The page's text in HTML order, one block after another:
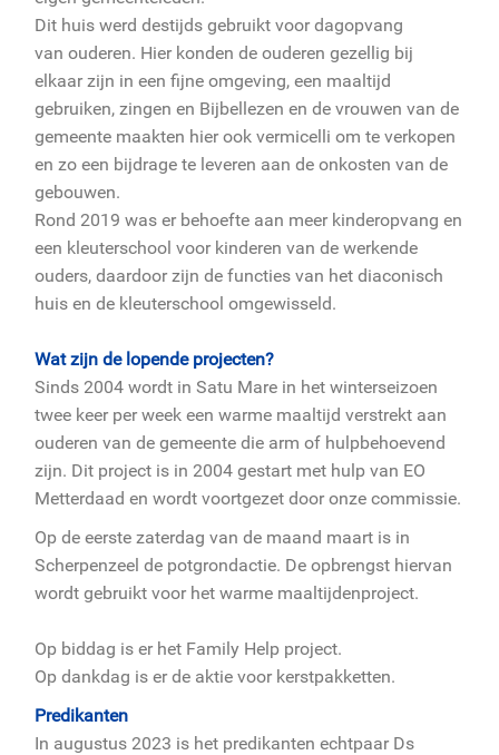
Dit huis werd destijds gebruikt voor dagopvang
van ouderen. Hier konden de ouderen gezellig bij
elkaar zijn in een fijne omgeving, een maaltijd
gebruiken, zingen en Bijbellezen en de vrouwen van de
gemeente maakten hier ook vermicelli om te verkopen
en zo een bijdrage te leveren aan de onkosten van de
gebouwen.
Rond 2019 was er behoefte aan meer kinderopvang en
een kleuterschool voor kinderen van de werkende
ouders, daardoor zijn de functies van het diaconisch
huis en de kleuterschool omgewisseld.
Wat zijn de lopende projecten?
Sinds 2004 wordt in Satu Mare in het winterseizoen
twee keer per week een warme maaltijd verstrekt aan
ouderen van de gemeente die arm of hulpbehoevend
zijn. Dit project is in 2004 gestart met hulp van EO
Metterdaad en wordt voortgezet door onze commissie.
Op de eerste zaterdag van de maand maart is in
Scherpenzeel de potgrondactie. De opbrengst hiervan
wordt gebruikt voor het warme maaltijdenproject.
Op biddag is er het Family Help project.
Op dankdag is er de aktie voor kerstpakketten.
Predikanten
In augustus 2023 is het predikanten echtpaar Ds